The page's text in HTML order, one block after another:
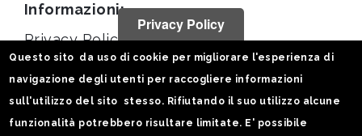
Informazioni:
Privacy Policy
Statistiche
Seguici su:
Privacy Policy
Questo sito da uso di cookie per migliorare l'esperienza di
navigazione degli utenti per raccogliere informazioni
sull'utilizzo del sito stesso. Rifiutando il suo utilizzo alcune
funzionalità potrebbero risultare limitate. E' possibile